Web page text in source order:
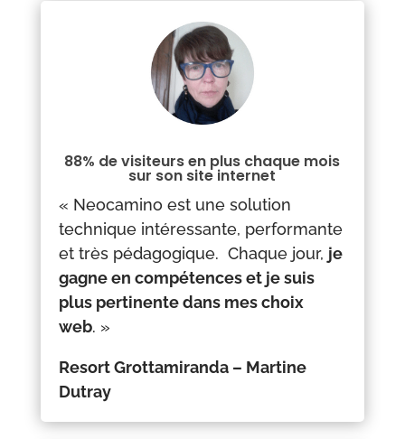
88% de visiteurs en plus chaque mois
sur son site internet
« Neocamino est une solution
technique intéressante, performante
et très pédagogique. Chaque jour, je
gagne en compétences et je suis
plus pertinente dans mes choix
web. »
Resort Grottamiranda – Martine
Dutray